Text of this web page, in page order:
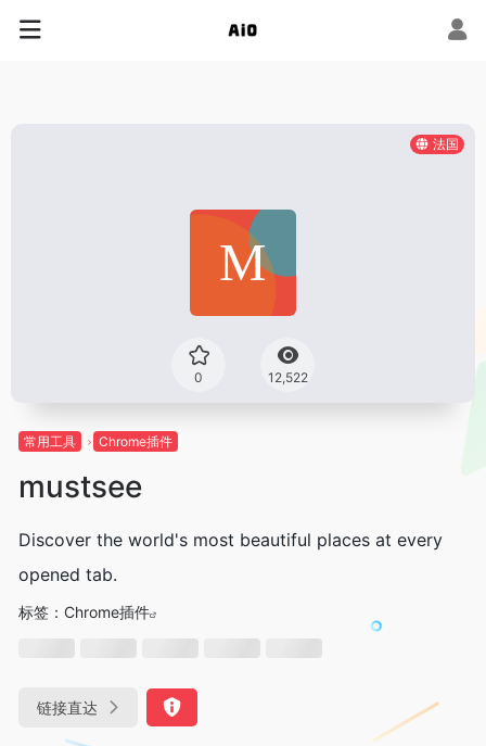
法国
0 12,522
常用工具 Chrome插件
mustsee
Discover the world's most beautiful places at every
opened tab.
标签： Chrome插件
链接直达